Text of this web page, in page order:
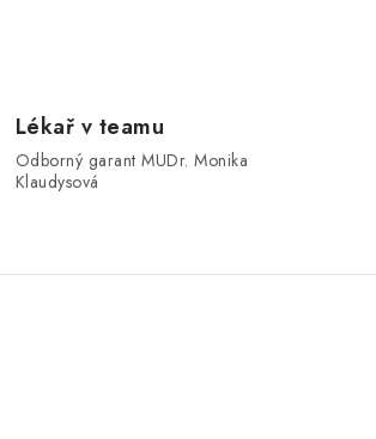
Lékař v teamu
Odborný garant MUDr. Monika
Klaudysová